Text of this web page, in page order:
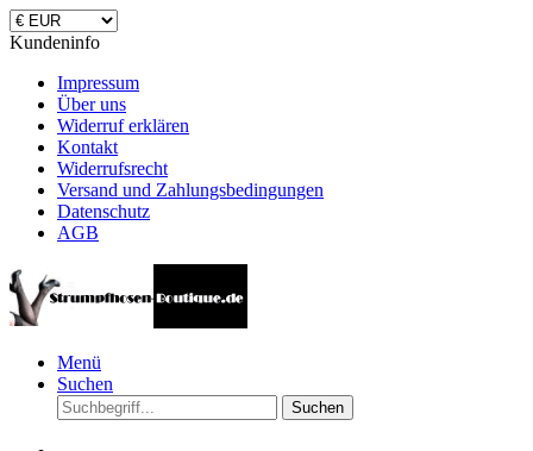
Kundeninfo
Impressum
Über uns
Widerruf erklären
Kontakt
Widerrufsrecht
Versand und Zahlungsbedingungen
Datenschutz
AGB
Menü
Suchen
Suchen